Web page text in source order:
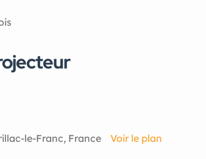
le-Franc, France Voir le plan